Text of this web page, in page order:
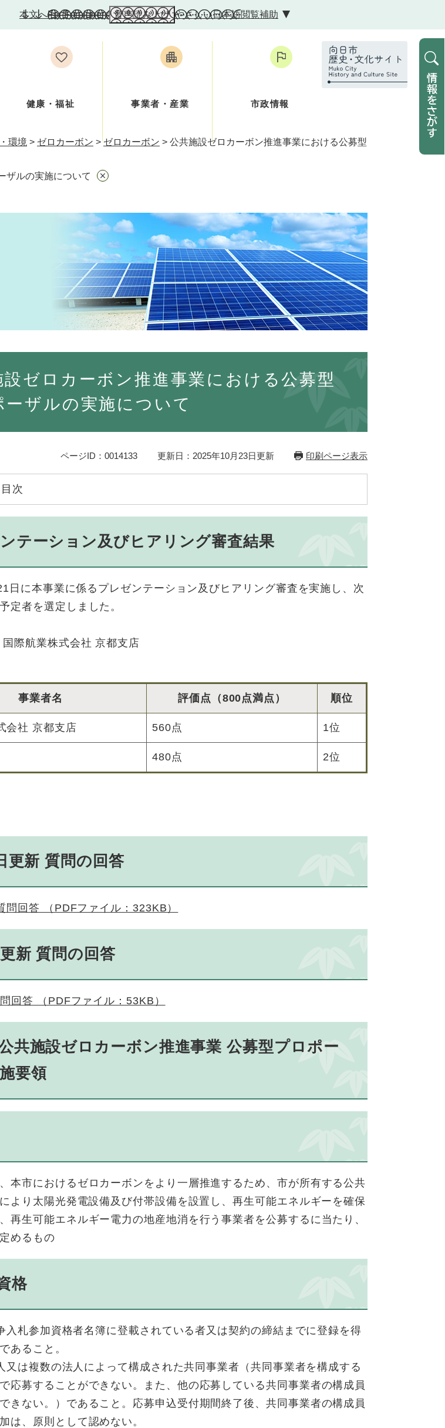
本文へFor Foreigners 音声読み上げ やさしい日本語閲覧補助
健康・福祉 事業者・産業 市政情報
環境 > ゼロカーボン >ゼロカーボン > 公共施設ゼロカーボン推進事業における公募型
ザルの実施について
設ゼロカーボン推進事業における公募型
ーザルの実施について
ページID：0014133 更新日：2025年10月23日更新 印刷ページ表示
次
テーション及びヒアリング審査結果
日に本事業に係るプレゼンテーション及びヒアリング審査を実施し、次
定者を選定しました。
際航業株式会社 京都支店
事業者名 評価点（800点満点） 順位
会社 京都支店 560点 1位
480点 2位
更新 質問の回答
問回答 （PDFファイル：323KB）
新 質問の回答
回答 （PDFファイル：53KB）
共施設ゼロカーボン推進事業 公募型プロポー
要領
本市におけるゼロカーボンをより一層推進するため、市が所有する公共
より太陽光発電設備及び付帯設備を設置し、再生可能エネルギーを確保
再生可能エネルギー電力の地産地消を行う事業者を公募するに当たり、
めるもの
格
入札参加資格者名簿に登載されている者又は契約の締結までに登録を得
あること。
又は複数の法人によって構成された共同事業者（共同事業者を構成する
応募することができない。また、他の応募している共同事業者の構成員
きない。）であること。応募申込受付期間終了後、共同事業者の構成員
は、原則として認めない。